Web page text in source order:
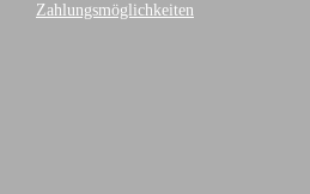
Zahlungsmöglichkeiten